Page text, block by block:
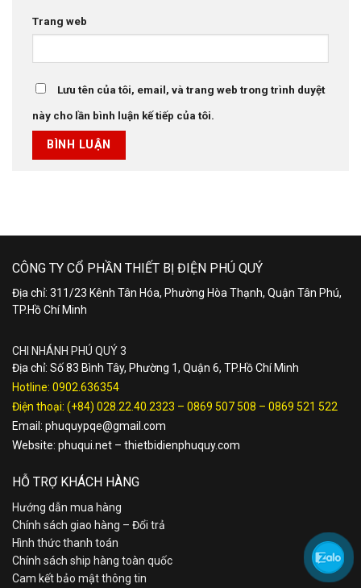
Trang web
Lưu tên của tôi, email, và trang web trong trình duyệt
này cho lần bình luận kế tiếp của tôi.
CÔNG TY CỔ PHẦN THIẾT BỊ ĐIỆN PHÚ QUÝ
Địa chỉ: 311/23 Kênh Tân Hóa, Phường Hòa Thạnh, Quận Tân Phú,
TP.Hồ Chí Minh
CHI NHÁNH PHÚ QUÝ 3
Địa chỉ: Số 83 Bình Tây, Phường 1, Quận 6, TP.Hồ Chí Minh
Hotline: 0902.636354
Điện thoại: (+84) 028.22.40.2323 – 0869 507 508 – 0869 521 522
Email: phuquypqe@gmail.com
Website: phuqui.net – thietbidienphuquy.com
HỖ TRỢ KHÁCH HÀNG
Hướng dẫn mua hàng
Chính sách giao hàng – Đổi trả
Hình thức thanh toán
Chính sách ship hàng toàn quốc
Cam kết bảo mật thông tin